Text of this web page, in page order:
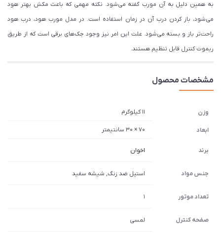
به همین دلیل به آن مورب گفته می‌شود. نکته مهمی که باعث مکش بهتر هود
می‌شود، باز کردن درب آن در زمان استفاده است. در مدل مورب هود، درب هود
راحت‌تر باز و بسته می‌شود. علت این امر نیز وجود جک‌های برقی است که از طریق
ریموت کنترل قابل تنظیم هستند.
مشخصات محصول
وزن 11 کیلوگرم
ابعاد 70 × 30 سانتیمتر
برند اخوان
جنس مواد استیل ضد زنگ, شیشه سفید
تعداد موتور 1
صفحه کنترل لمسی